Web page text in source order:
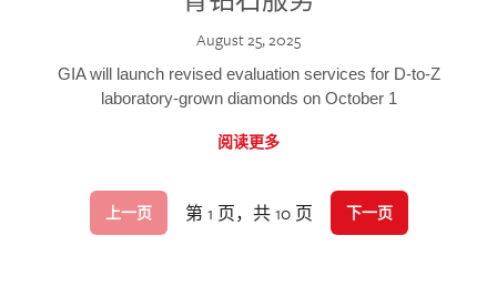
August 25, 2025
GIA will launch revised evaluation services for D-to-Z
laboratory-grown diamonds on October 1
阅读更多
上一页 第 1 页，共 10 页 下一页